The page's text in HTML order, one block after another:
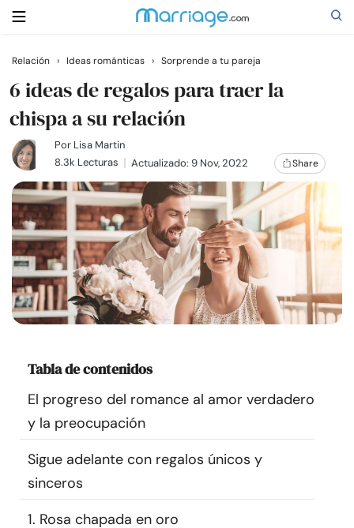
Buscar
Casarse
Relaciones
Familia
Ayuda
Cursos
Recursos
Comunidad
Encuentra un terapeuta
Idioma ES
Relación › Ideas románticas › Sorprende a tu pareja
6 ideas de regalos para traer la
chispa a su relación
Por Lisa Martin
8.3k Lecturas
Actualizado: 9 Nov, 2022 Share
Tabla de contenidos
El progreso del romance al amor verdadero
y la preocupación
Sigue adelante con regalos únicos y
sinceros
1. Rosa chapada en oro